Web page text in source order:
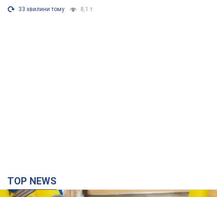
33 хвилини тому 8,1 т.
TOP NEWS